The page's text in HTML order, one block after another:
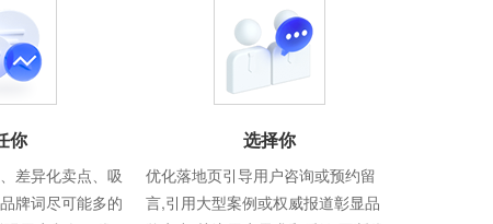
你
差异化卖点、吸
牌词尽可能多的
选择你
优化落地页引导用户咨询或预约留
言,引用大型案例或权威报道彰显品